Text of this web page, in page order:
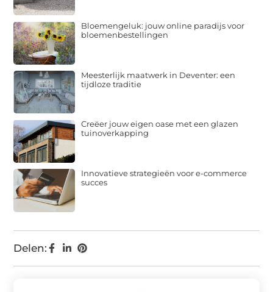
Delen:
Bloemengeluk: jouw online paradijs voor
bloemenbestellingen
Meesterlijk maatwerk in Deventer: een
tijdloze traditie
Creëer jouw eigen oase met een glazen
tuinoverkapping
Innovatieve strategieën voor e-commerce
succes